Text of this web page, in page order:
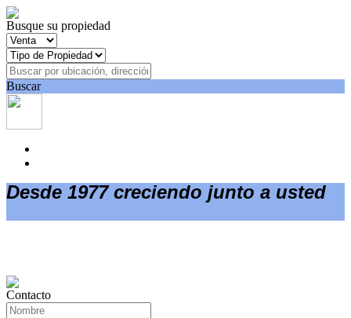
Busque su propiedad
Buscar
Desde 1977 creciendo junto a usted
Contacto